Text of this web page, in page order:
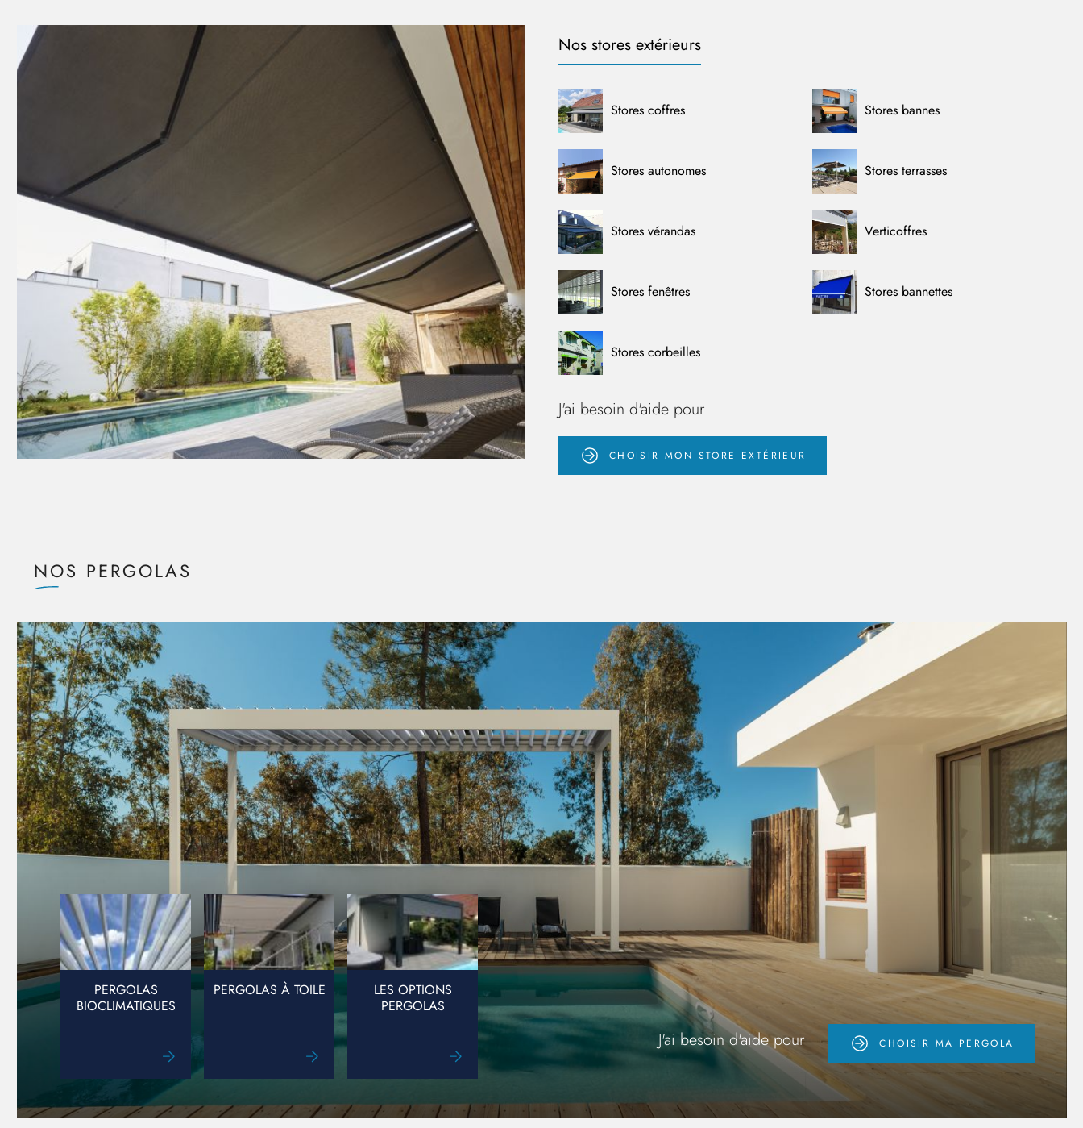
Nos stores extérieurs
Stores coffres Stores bannes
Stores autonomes Stores terrasses
Stores vérandas Verticoffres
Stores fenêtres Stores bannettes
Stores corbeilles
J'ai besoin d'aide pour
CHOISIR MON STORE EXTÉRIEUR
NOS PERGOLAS
PERGOLAS
BIOCLIMATIQUES
PERGOLAS À TOILE
LES OPTIONS
PERGOLAS
J'ai besoin d'aide pour CHOISIR MA PERGOLA